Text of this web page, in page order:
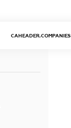
CAHEADER.COMPANIES